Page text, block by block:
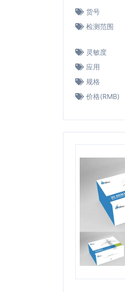
货号
检测范围
灵敏度
应用
规格
价格(RMB)